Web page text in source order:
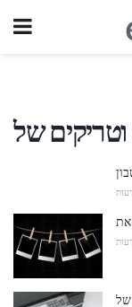
של
של